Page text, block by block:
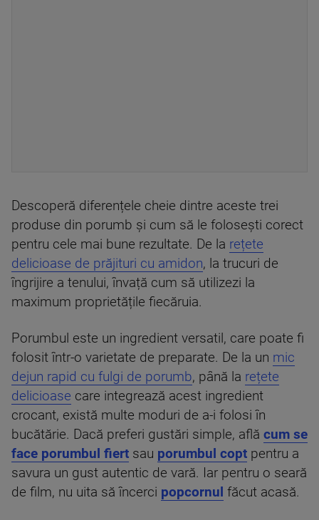
Descoperă diferențele cheie dintre aceste trei
produse din porumb și cum să le folosești corect
pentru cele mai bune rezultate. De la rețete
delicioase de prăjituri cu amidon, la trucuri de
îngrijire a tenului, învață cum să utilizezi la
maximum proprietățile fiecăruia.
Porumbul este un ingredient versatil, care poate fi
folosit într-o varietate de preparate. De la un mic
dejun rapid cu fulgi de porumb, până la rețete
delicioase care integrează acest ingredient
crocant, există multe moduri de a-i folosi în
bucătărie. Dacă preferi gustări simple, află cum se
face porumbul fiert sau porumbul copt pentru a
savura un gust autentic de vară. Iar pentru o seară
de film, nu uita să încerci popcornul făcut acasă.